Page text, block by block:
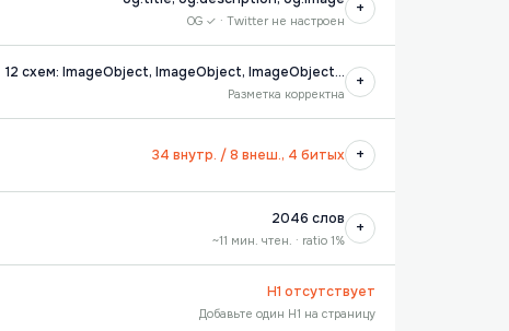
OG ✓ · Twitter не настроен
+
12 схем: ImageObject, ImageObject, ImageObject…
Разметка корректна
+
34 внутр. / 8 внеш., 4 битых +
2046 слов
~11 мин. чтен. · ratio 1%
+
H1 отсутствует
Добавьте один H1 на страницу